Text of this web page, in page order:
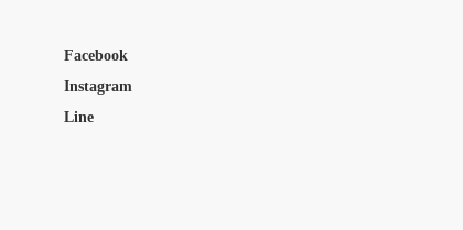
Facebook
Instagram
Line